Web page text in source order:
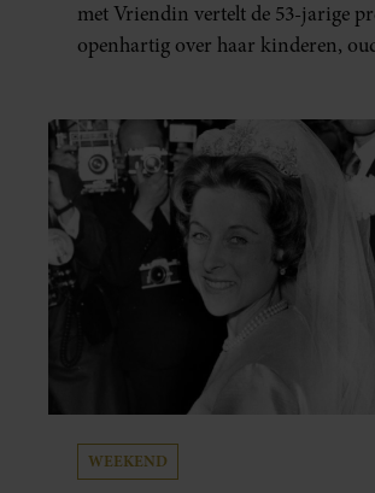
met Vriendin vertelt de 53-jarige
openhartig over haar kinderen,
welke levenslessen haar vandaag de
meest bezighouden.
WEEKEND